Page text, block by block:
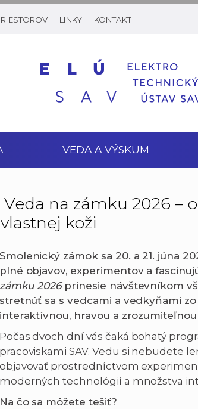
LINKY KONTAKT
VEDA A VÝSKUM
Veda na zámku 2026 –
vlastnej koži
Smolenický zámok sa 20. a 21. júna
plné objavov, experimentov a
zámku 2026prinesie návštevníkom
stretnúť sa s vedcami a vedkyňami
interaktívnou, hravou a
Počas dvoch dní vás čaká bohatý
pracoviskami SAV. Vedu si nebudete
objavovať prostredníctvom
moderných technológií a množstva
Na čo sa môžete tešiť?